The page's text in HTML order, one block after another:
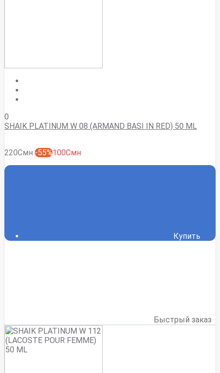
0
SHAIK PLATINUM W 08 (ARMAND BASI IN RED) 50 ML
220Смн -55%100Смн
Купить
Быстрый заказ